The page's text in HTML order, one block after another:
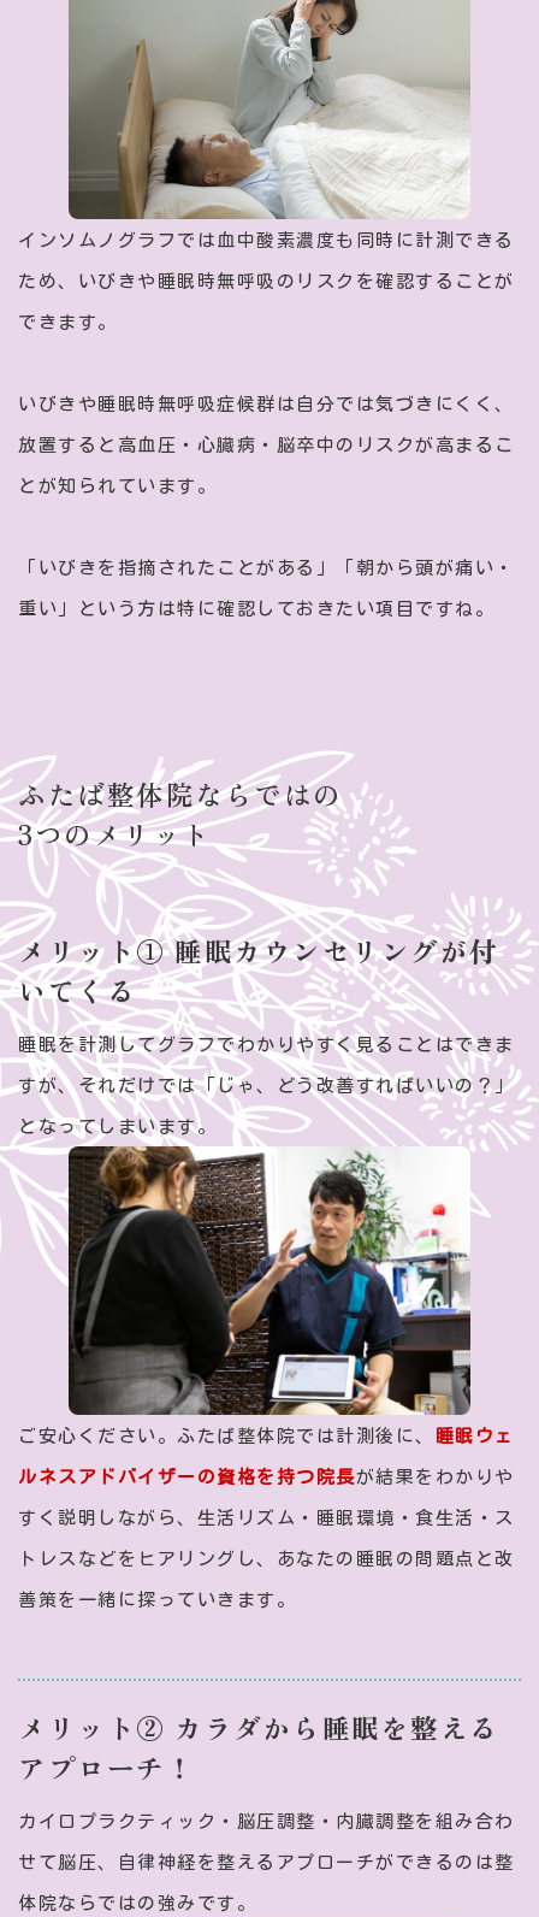
インソムノグラフでは血中酸素濃度も同時に計測できる
ため、いびきや睡眠時無呼吸のリスクを確認することが
できます。
いびきや睡眠時無呼吸症候群は自分では気づきにくく、
放置すると高血圧・心臓病・脳卒中のリスクが高まるこ
とが知られています。
「いびきを指摘されたことがある」「朝から頭が痛い・
重い」という方は特に確認しておきたい項目ですね。
ふたば整体院ならではの
3つのメリット
メリット① 睡眠カウンセリングが付
いてくる
睡眠を計測してグラフでわかりやすく見ることはできま
すが、それだけでは「じゃ、どう改善すればいいの？」
となってしまいます。
ご安心ください。ふたば整体院では計測後に、 睡眠ウェ
ルネスアドバイザーの資格を持つ院長が結果をわかりや
すく説明しながら、生活リズム・睡眠環境・食生活・ス
トレスなどをヒアリングし、あなたの睡眠の問題点と改
善策を一緒に探っていきます。
メリット② カラダから睡眠を整える
アプローチ！
カイロプラクティック・脳圧調整・内臓調整を組み合わ
せて脳圧、自律神経を整えるアプローチができるのは整
体院ならではの強みです。